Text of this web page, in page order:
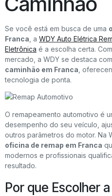
Se você está em busca de uma
Franca , a WDY Auto Elétrica
Eletrônica é a escolha certa.
mercado, a WDY se destaca
caminhão em Franca ,
tecnologia de ponta.
O remapeamento automotivo é
desempenho do seu veículo,
outros parâmetros do motor. Na
oficina de remap em Franca
modernos e profissionais
resultado.
Por que Escolher